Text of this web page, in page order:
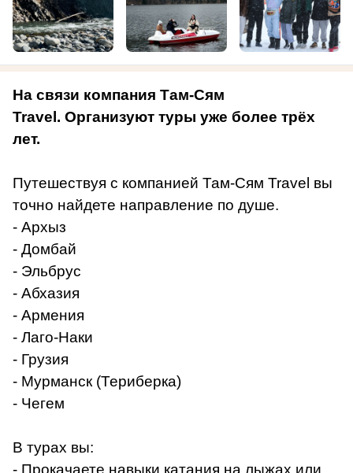
На связи компания Там-Сям
Travel. Организуют туры уже более трёх
лет.
Путешествуя с компанией Там-Сям Travel вы
точно найдете направление по душе.
- Архыз
- Домбай
- Эльбрус
- Абхазия
- Армения
- Лаго-Наки
- Грузия
- Мурманск (Териберка)
- Чегем
В турах вы:
- Прокачаете навыки катания на лыжах или